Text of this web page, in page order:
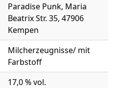
Paradise Punk, Maria
Beatrix Str. 35, 47906
Kempen
Milcherzeugnisse/ mit
Farbstoff
17,0 % vol.